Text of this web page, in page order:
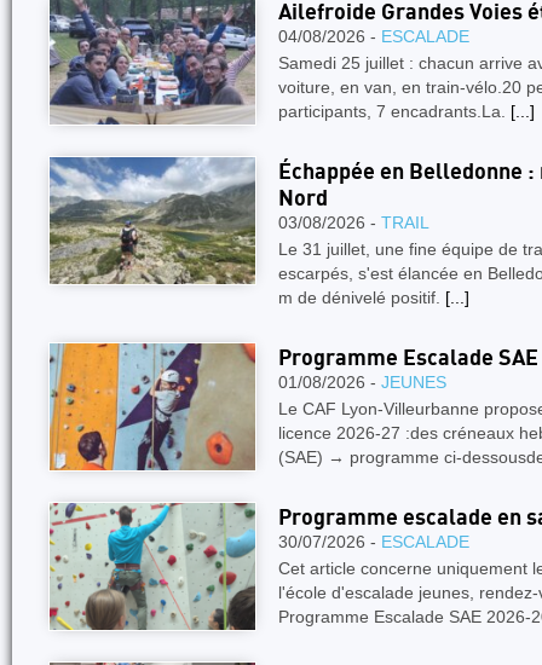
Ailefroide Grandes Voies
04/08/2026 - ESCALADE
Samedi 25 juillet : chacun arrive
voiture, en van, en train-vélo.20
participants, 7 encadrants.La. [...]
Échappée en Belledonne
Nord
03/08/2026 - TRAIL
Le 31 juillet, une fine équipe de
escarpés, s'est élancée en
m de dénivelé positif. [...]
Programme Escalade
01/08/2026 - JEUNES
Le CAF Lyon-Villeurbanne
licence 2026-27 :des créneaux
(SAE) → programme ci-
Programme escalade en
30/07/2026 - ESCALADE
Cet article concerne uniquement
l'école d'escalade jeunes,
Programme Escalade SAE 2026-